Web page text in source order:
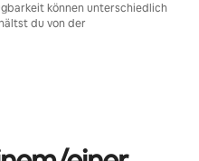
können unterschiedlich
du von der